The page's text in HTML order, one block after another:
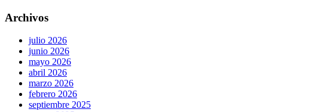
Archivos
julio 2026
junio 2026
mayo 2026
abril 2026
marzo 2026
febrero 2026
septiembre 2025